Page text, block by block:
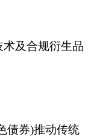
及合规衍生品
债券)推动传统